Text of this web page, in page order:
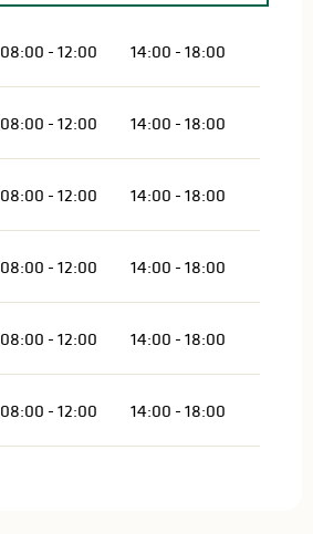
08:00 - 12:00 14:00 - 18:00
08:00 - 12:00 14:00 - 18:00
08:00 - 12:00 14:00 - 18:00
08:00 - 12:00 14:00 - 18:00
08:00 - 12:00 14:00 - 18:00
08:00 - 12:00 14:00 - 18:00